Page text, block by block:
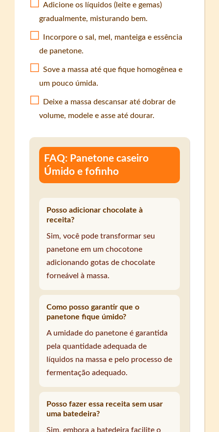
Adicione os líquidos (leite e gemas)
gradualmente, misturando bem.
Incorpore o sal, mel, manteiga e essência
de panetone.
Sove a massa até que fique homogênea e
um pouco úmida.
Deixe a massa descansar até dobrar de
volume, modele e asse até dourar.
FAQ: Panetone caseiro
Úmido e fofinho
Posso adicionar chocolate à
receita?
Sim, você pode transformar seu
panetone em um chocotone
adicionando gotas de chocolate
forneável à massa.
Como posso garantir que o
panetone fique úmido?
A umidade do panetone é garantida
pela quantidade adequada de
líquidos na massa e pelo processo de
fermentação adequado.
Posso fazer essa receita sem usar
uma batedeira?
Sim, embora a batedeira facilite o